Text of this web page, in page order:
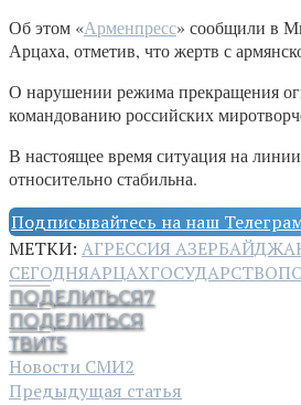
Об этом «Арменпресс» сообщили в
Арцаха, отметив, что жертв с
О нарушении режима прекращения
командованию российских
В настоящее время ситуация на
относительно стабильна.
Подписывайтесь на наш
МЕТКИ: АГРЕССИЯ
СЕГОДНЯАРЦАХГОСУДАРСТВО
ПОДЕЛИТЬСЯ7
ПОДЕЛИТЬСЯ
ТВИТ5
Новости СМИ2
Предыдущая статья